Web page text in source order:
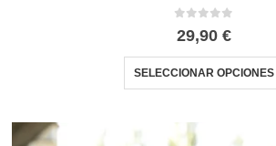
29,90 €
SELECCIONAR OPCIONES